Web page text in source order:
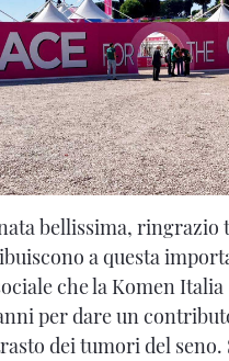
bellissima, ringrazio
a questa
che la Komen Italia
per dare un
dei tumori del seno.